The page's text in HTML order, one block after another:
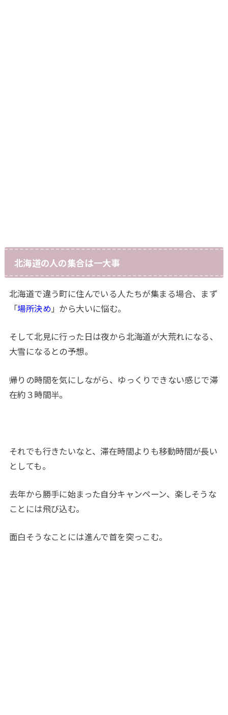
北海道の人の集合は一大事
北海道で違う町に住んでいる人たちが集まる場合、まず
「場所決め」から大いに悩む。
そして北見に行った日は夜から北海道が大荒れになる、
大雪になるとの予想。
帰りの時間を気にしながら、ゆっくりできない感じで滞
在約３時間半。
それでも行きたいなと、滞在時間よりも移動時間が長い
としても。
去年から勝手に始まった自分キャンペーン、楽しそうな
ことには飛び込む。
面白そうなことには進んで首を突っこむ。